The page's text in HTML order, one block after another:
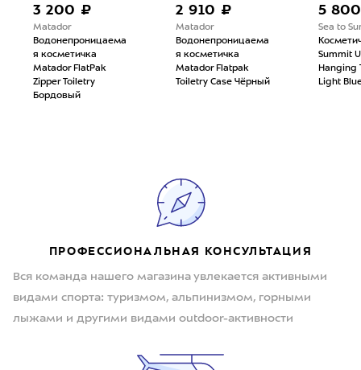
3 200 ₽
Matador
Водонепроницаема
я косметичка
Matador FlatPak
Zipper Toiletry
Бордовый
2 910 ₽
Matador
Водонепроницаема
я косметичка
Matador Flatpak
Toiletry Case Чёрный
5
Sea to
Summit
Hanging
Light
ПРОФЕССИОНАЛЬНАЯ КОНСУЛЬТАЦИЯ
Вся команда нашего магазина увлекается активными
видами спорта: туризмом, альпинизмом, горными
лыжами и другими видами outdoor-активности